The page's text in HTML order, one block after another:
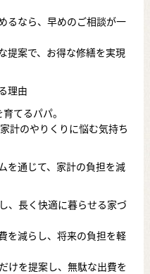
るなら、早めのご相談が一
提案で、お得な修繕を実現
理由
てるパパ。
計のやりくりに悩む気持ち
を通じて、家計の負担を減
、長く快適に暮らせる家づ
を減らし、将来の負担を軽
けを提案し、無駄な出費を